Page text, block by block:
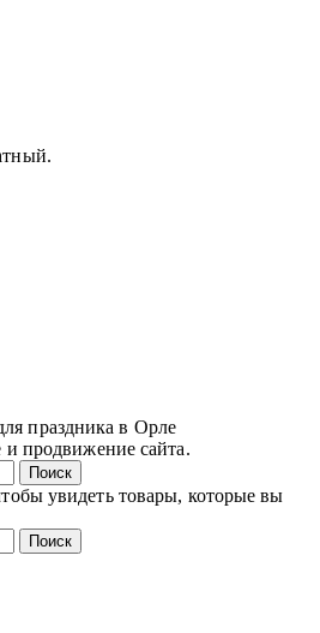
праздника в Орле
и продвижение сайта.
Поиск
увидеть товары, которые вы
Поиск